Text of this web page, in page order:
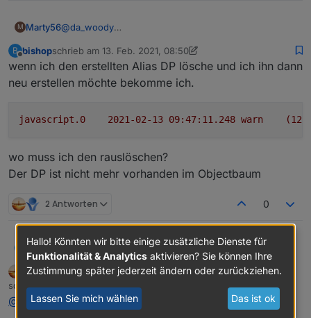
M Marty56@da_woody
deshalb ja meine Anfrage :-(
Aber ja, es gibt durchaus Problemstellungen, wo ich
alle neuanlegen will.
Man kann auch nicht alle Aliases auf einmal löschen.
B
Offline
bishopschrieb am 13. Feb. 2021, 08:50
zuletzt editiert von bishop
wenn ich den erstellten Alias DP lösche und ich ihn dann
neu erstellen möchte bekomme ich.
javascript.0 warn
wo muss ich den rauslöschen?
Der DP ist nicht mehr vorhanden im Objectbaum
2 Antworten 0
bishop wenn ich den erstellten Alias DP lösche und ich ihn
dann neu erstellen möchte bekomme ich.
wo muss ich den rauslöschen?
Der DP ist nicht mehr vorhanden im Objectbaum
dslraser FORUM TESTING MOST ACTIVE
schrieb am13. Feb. 2021, 08:52
zuletzt editiert von dslraser
@ bishopsagte in[Vorlage] Alias per Skript erzeugen
Hallo! Könnten wir bitte einige zusätzliche Dienste für
Funktionalität & Analytics aktivieren? Sie können Ihre
Zustimmung später jederzeit ändern oder zurückziehen.
Lassen Sie mich wählen Das ist ok